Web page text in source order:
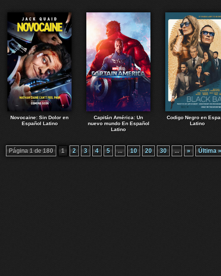
Novocaine: Sin Dolor en
Español Latino
Capitán América: Un
nuevo mundo En Español
Latino
Codigo Negro en
Latino
Página 1 de 180 1 2 3 4 5 ... 10 20 30 ... » Última »